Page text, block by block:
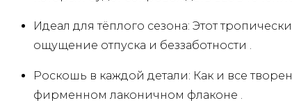
Идеал для тёплого сезона: Этот
ощущение отпуска и беззаботности .
Роскошь в каждой детали: Как и все
фирменном лаконичном флаконе .